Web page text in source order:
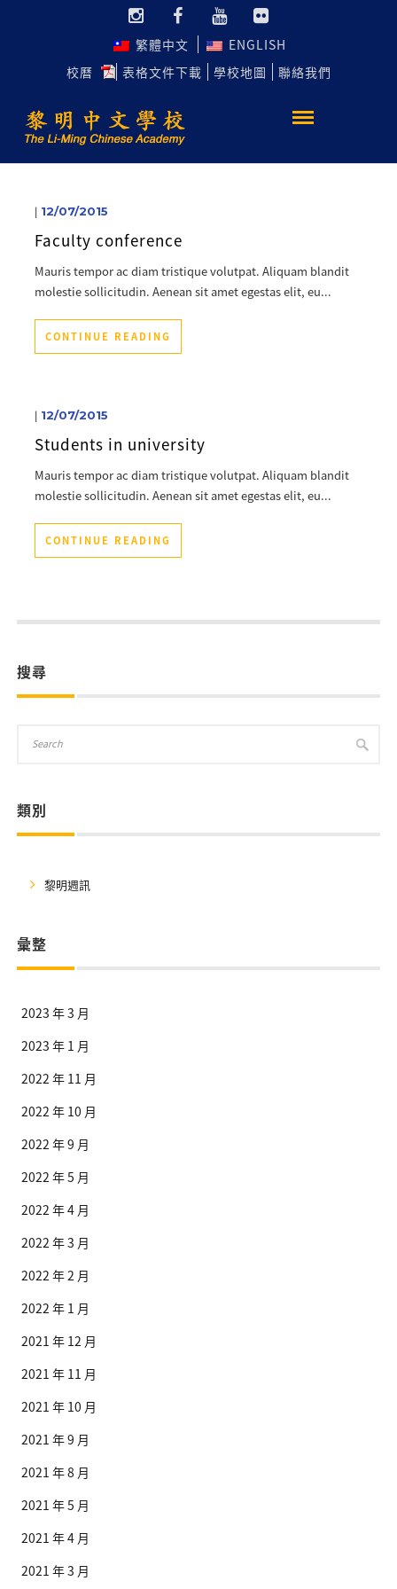
繁體中文
ENGLISH
校曆
表格文件下載 學校地圖 聯絡我們
| 12/07/2015
Faculty conference
Mauris tempor ac diam tristique volutpat. Aliquam blandit
molestie sollicitudin. Aenean sit amet egestas elit, eu...
CONTINUE READING
| 12/07/2015
Students in university
Mauris tempor ac diam tristique volutpat. Aliquam blandit
molestie sollicitudin. Aenean sit amet egestas elit, eu...
CONTINUE READING
搜尋
類別
黎明週訊
彙整
2023 年 3 月
2023 年 1 月
2022 年 11 月
2022 年 10 月
2022 年 9 月
2022 年 5 月
2022 年 4 月
2022 年 3 月
2022 年 2 月
2022 年 1 月
2021 年 12 月
2021 年 11 月
2021 年 10 月
2021 年 9 月
2021 年 8 月
2021 年 5 月
2021 年 4 月
2021 年 3 月